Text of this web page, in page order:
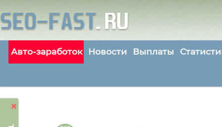
Авто-заработок Новости Выплаты